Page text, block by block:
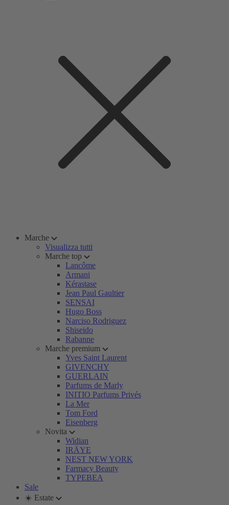
Marche
Visualizza tutti
Marche top
Lancôme
Armani
Kérastase
Jean Paul Gaultier
SENSAI
Hugo Boss
Narciso Rodriguez
Shiseido
Rabanne
Marche premium
Yves Saint Laurent
GIVENCHY
GUERLAIN
Parfums de Marly
INITIO Parfums Privés
La Mer
Tom Ford
Eisenberg
Novita
Widian
IRÄYE
NEST NEW YORK
Farmacy Beauty
TYPEBEA
Sale
☀️ Estate